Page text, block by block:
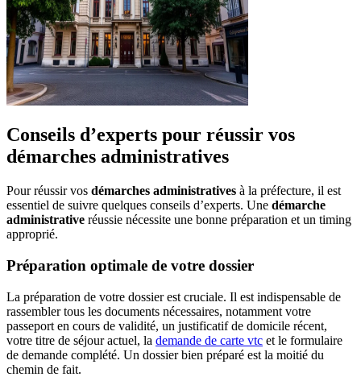
Conseils d’experts pour réussir vos
démarches administratives
Pour réussir vos démarches administratives à la préfecture, il est
essentiel de suivre quelques conseils d’experts. Une démarche
administrative réussie nécessite une bonne préparation et un timing
approprié.
Préparation optimale de votre dossier
La préparation de votre dossier est cruciale. Il est indispensable de
rassembler tous les documents nécessaires, notamment votre
passeport en cours de validité, un justificatif de domicile récent,
votre titre de séjour actuel, la demande de carte vtc et le formulaire
de demande complété. Un dossier bien préparé est la moitié du
chemin de fait.